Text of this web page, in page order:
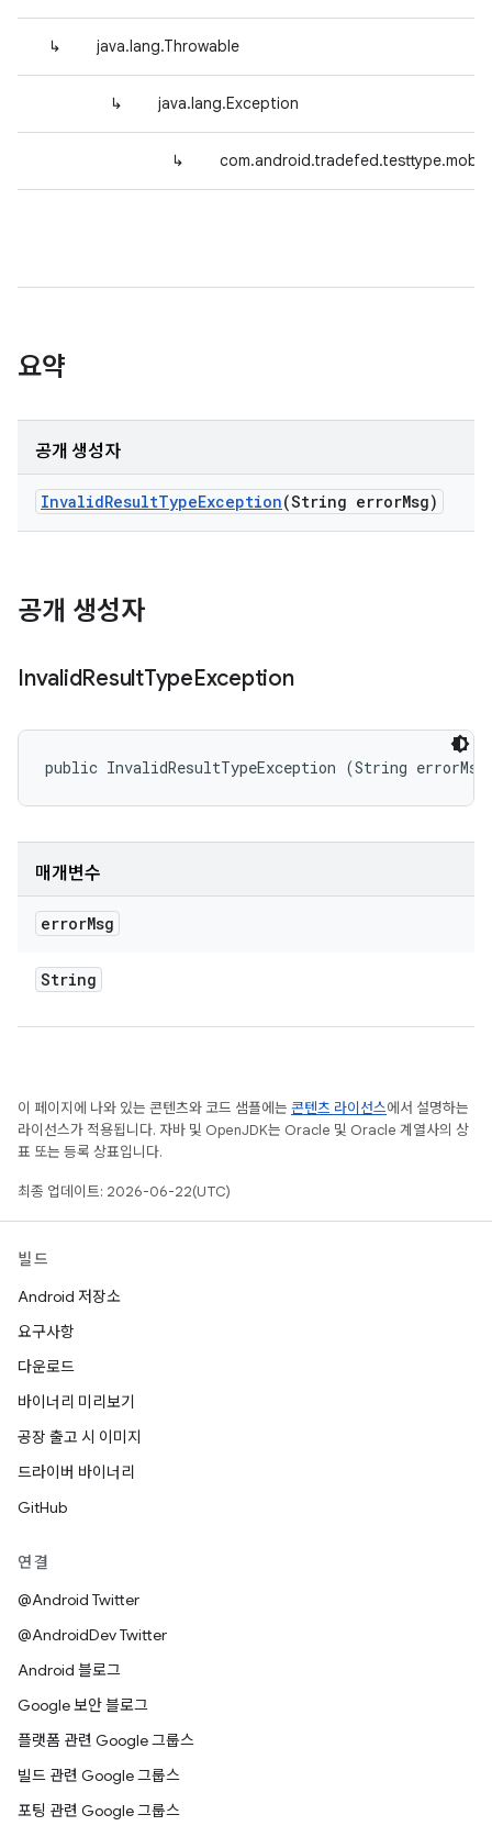
↳ java.lang.Throwable
↳ java.lang.Exception
↳
요약
공개 생성자
InvalidResultTypeException(String errorMsg)
공개 생성자
InvalidResultTypeException
public InvalidResultTypeException (String
매개변수
errorMsg
String
이 페이지에 나와 있는 콘텐츠와 코드 샘플에는 콘텐츠 라이선스에서 설명하는
라이선스가 적용됩니다. 자바 및 OpenJDK는 Oracle 및 Oracle 계열사의 상
표 또는 등록 상표입니다.
최종 업데이트: 2026-06-22(UTC)
빌드
Android 저장소
요구사항
다운로드
바이너리 미리보기
공장 출고 시 이미지
드라이버 바이너리
GitHub
연결
@Android Twitter
@AndroidDev Twitter
Android 블로그
Google 보안 블로그
플랫폼 관련 Google 그룹스
빌드 관련 Google 그룹스
포팅 관련 Google 그룹스